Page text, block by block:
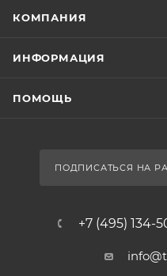
КОМПАНИЯ
ИНФОРМАЦИЯ
ПОМОЩЬ
ПОДПИСАТЬСЯ НА
+7 (495) 134-